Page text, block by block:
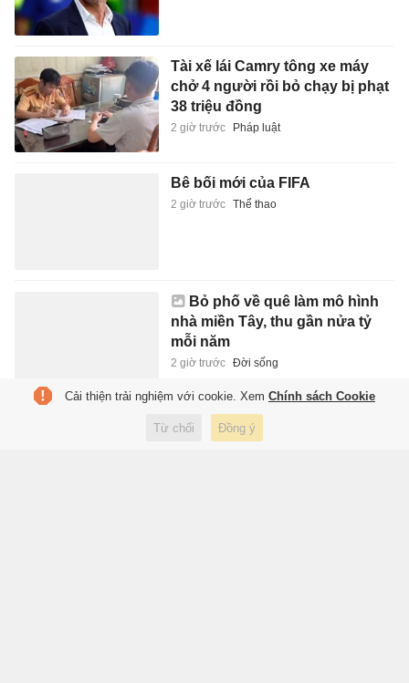
Tài xế lái Camry tông xe máy
chở 4 người rồi bỏ chạy bị phạt
38 triệu đồng
2 giờ trước Pháp luật
Bê bối mới của FIFA
2 giờ trước Thể thao
Bỏ phố về quê làm mô hình
nhà miền Tây, thu gần nửa tỷ
mỗi năm
2 giờ trước Đời sống
Apple thắng lớn: Ấn Độ dự kiến
kéo dài ưu đãi thuế đến năm
Cải thiện trải nghiệm với cookie. Xem Chính sách Cookie
Từ chối Đồng ý